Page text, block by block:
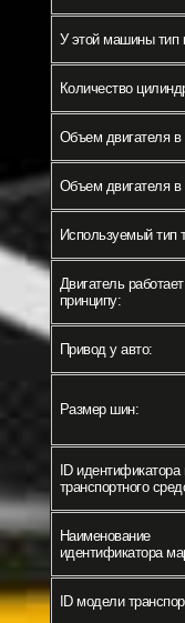
У этой машины тип
Количество
Объем двигателя в
Объем двигателя в
Используемый тип
Двигатель
принципу:
Привод у авто:
Размер шин:
ID идентификатора
транспортного
Наименование
идентификатора
ID модели